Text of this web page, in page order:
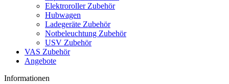
Elektroroller Zubehör
Hubwagen
Ladegeräte Zubehör
Notbeleuchtung Zubehör
USV Zubehör
VAS Zubehör
Angebote
Informationen